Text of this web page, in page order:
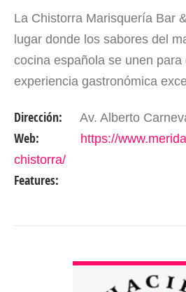
La Chistorra Marisquería Bar
lugar donde los sabores del
cocina española se unen para
experiencia gastronómica
restaurante, ubicado…
Dirección: Av. Alberto Carnevalli, en el Centro Comercial La
Web:
https://
chistorra/
Features: